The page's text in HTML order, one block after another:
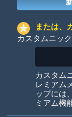
Colorful
または、
カスタムニッ
カスタム
レミアム
ップには
ミアム機